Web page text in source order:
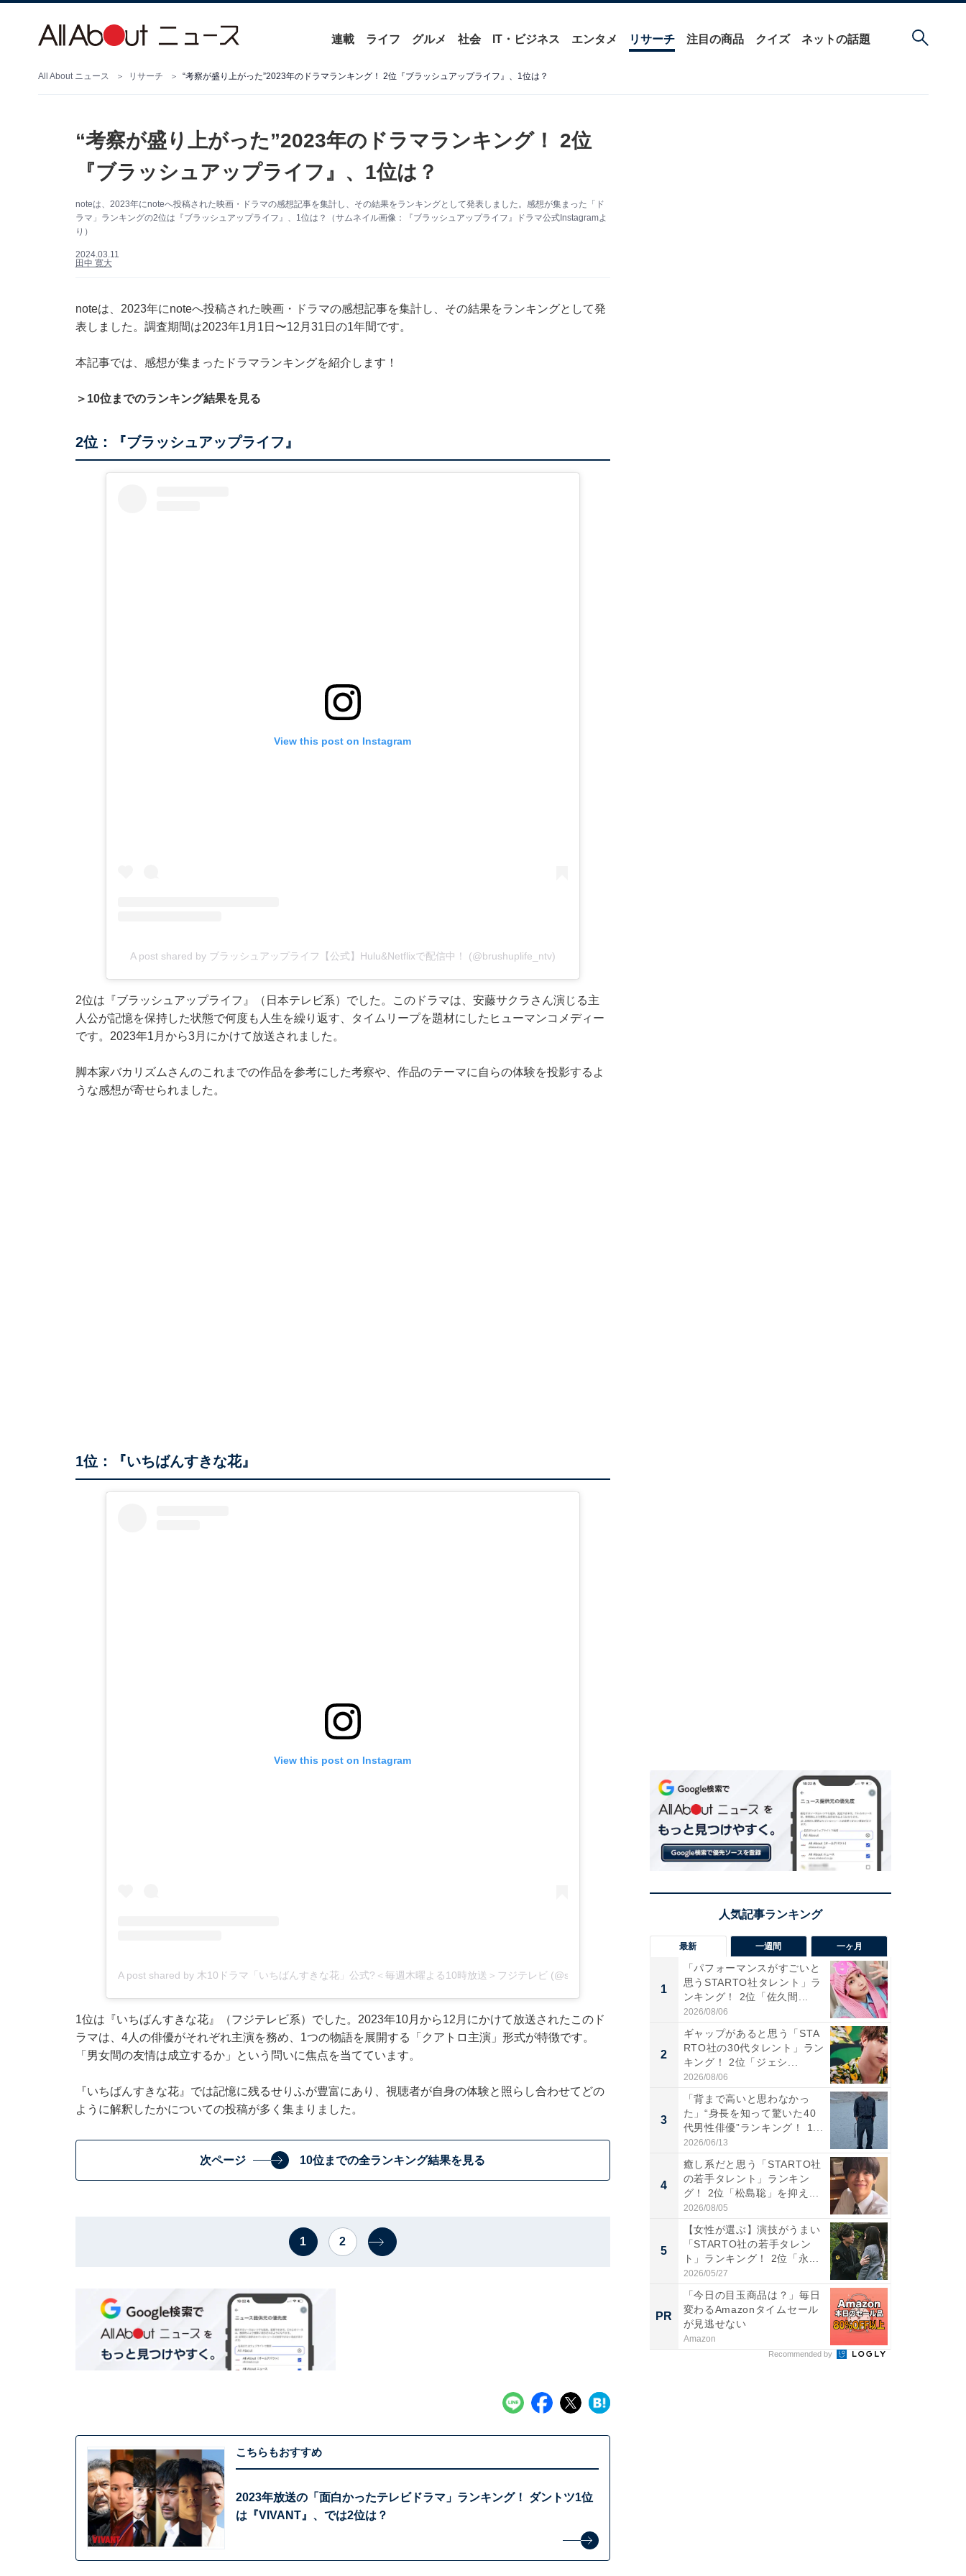
連載 ライフ グルメ 社会 IT・ビジネス エンタメ リサーチ 注目の商品 クイズ ネットの話題
All About ニュース リサーチ “考察が盛り上がった”2023年のドラマランキング！ 2位『ブラッシュアップライフ』、1位は？
“考察が盛り上がった”2023年のドラマランキング！ 2位
『ブラッシュアップライフ』、1位は？
noteは、2023年にnoteへ投稿された映画・ドラマの感想記事を集計し、その結果をランキングとして発表しました。感想が集まった「ド
ラマ」ランキングの2位は『ブラッシュアップライフ』、1位は？（サムネイル画像：『ブラッシュアップライフ』ドラマ公式Instagramよ
り）
2024.03.11
田中 寛大
noteは、2023年にnoteへ投稿された映画・ドラマの感想記事を集計し、その結果をランキングとして発
表しました。調査期間は2023年1月1日〜12月31日の1年間です。
本記事では、感想が集まったドラマランキングを紹介します！
＞10位までのランキング結果を見る
2位：『ブラッシュアップライフ』
View this post on Instagram
A post shared by ブラッシュアップライフ【公式】Hulu&Netflixで配信中！ (@brushuplife_ntv)
2位は『ブラッシュアップライフ』（日本テレビ系）でした。このドラマは、安藤サクラさん演じる主
人公が記憶を保持した状態で何度も人生を繰り返す、タイムリープを題材にしたヒューマンコメディー
です。2023年1月から3月にかけて放送されました。
脚本家バカリズムさんのこれまでの作品を参考にした考察や、作品のテーマに自らの体験を投影するよ
うな感想が寄せられました。
1位：『いちばんすきな花』
View this post on Instagram
A post shared by 木10ドラマ「いちばんすきな花」公式?＜毎週木曜よる10時放送＞フジテレビ (@sukihana_fujitv)
1位は『いちばんすきな花』（フジテレビ系）でした。2023年10月から12月にかけて放送されたこのド
ラマは、4人の俳優がそれぞれ主演を務め、1つの物語を展開する「クアトロ主演」形式が特徴です。
「男女間の友情は成立するか」という問いに焦点を当てています。
『いちばんすきな花』では記憶に残るせりふが豊富にあり、視聴者が自身の体験と照らし合わせてどの
ように解釈したかについての投稿が多く集まりました。
次ページ 10位までの全ランキング結果を見る
1 2
こちらもおすすめ
2023年放送の「面白かったテレビドラマ」ランキング！ ダントツ1位
は『VIVANT』、では2位は？
最新 一週間 一ヶ月
1
「パフォーマンスがすごいと
思うSTARTO社タレント」ラ
ンキング！ 2位「佐久間...
2026/08/06
2
ギャップがあると思う「STA
RTO社の30代タレント」ラン
キング！ 2位「ジェシ...
2026/08/06
3
「背まで高いと思わなかっ
た」“身長を知って驚いた40
代男性俳優”ランキング！ 1...
2026/06/13
4
癒し系だと思う「STARTO社
の若手タレント」ランキン
グ！ 2位「松島聡」を抑え...
2026/08/05
5
【女性が選ぶ】演技がうまい
「STARTO社の若手タレン
ト」ランキング！ 2位「永...
2026/05/27
PR
「今日の目玉商品は？」毎日
変わるAmazonタイムセール
が見逃せない
Amazon
Recommended by